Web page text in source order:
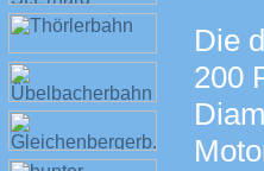
Die
200